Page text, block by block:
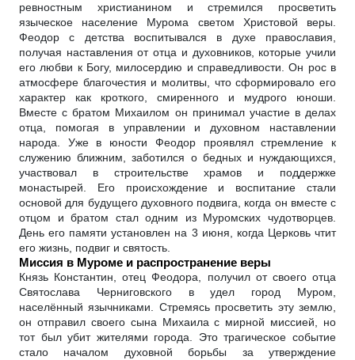
ревностным христианином и стремился просветить
языческое население Мурома светом Христовой веры.
Феодор с детства воспитывался в духе православия,
получая наставления от отца и духовников, которые учили
его любви к Богу, милосердию и справедливости. Он рос в
атмосфере благочестия и молитвы, что сформировало его
характер как кроткого, смиренного и мудрого юноши.
Вместе с братом Михаилом он принимал участие в делах
отца, помогая в управлении и духовном наставлении
народа. Уже в юности Феодор проявлял стремление к
служению ближним, заботился о бедных и нуждающихся,
участвовал в строительстве храмов и поддержке
монастырей. Его происхождение и воспитание стали
основой для будущего духовного подвига, когда он вместе с
отцом и братом стал одним из Муромских чудотворцев.
День его памяти установлен на 3 июня, когда Церковь чтит
его жизнь, подвиг и святость.
Миссия в Муроме и распространение веры
Князь Константин, отец Феодора, получил от своего отца
Святослава Черниговского в удел город Муром,
населённый язычниками. Стремясь просветить эту землю,
он отправил своего сына Михаила с мирной миссией, но
тот был убит жителями города. Это трагическое событие
стало началом духовной борьбы за утверждение